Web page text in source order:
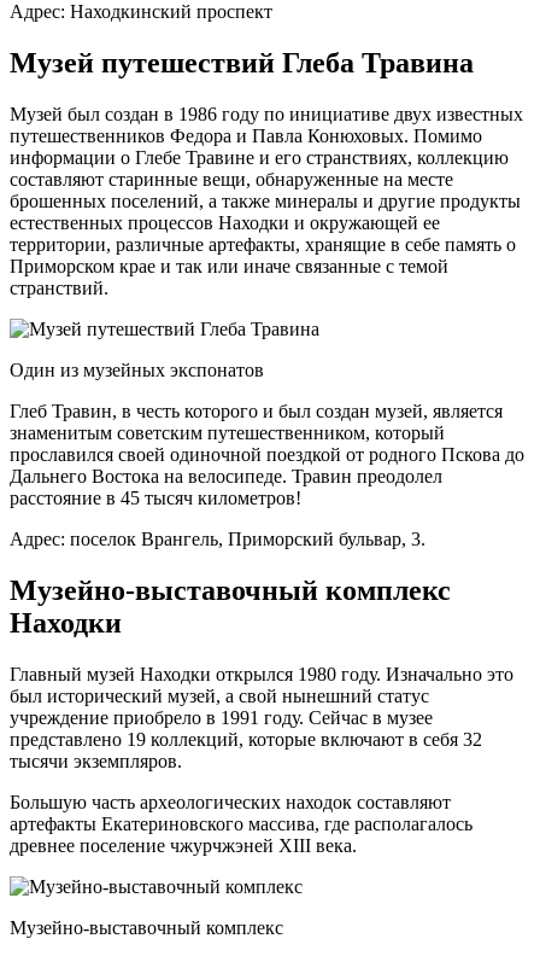
Адрес: Находкинский проспект
Музей путешествий Глеба Травина
Музей был создан в 1986 году по инициативе двух известных
путешественников Федора и Павла Конюховых. Помимо
информации о Глебе Травине и его странствиях, коллекцию
составляют старинные вещи, обнаруженные на месте
брошенных поселений, а также минералы и другие продукты
естественных процессов Находки и окружающей ее
территории, различные артефакты, хранящие в себе память о
Приморском крае и так или иначе связанные с темой
странствий.
Один из музейных экспонатов
Глеб Травин, в честь которого и был создан музей, является
знаменитым советским путешественником, который
прославился своей одиночной поездкой от родного Пскова до
Дальнего Востока на велосипеде. Травин преодолел
расстояние в 45 тысяч километров!
Адрес: поселок Врангель, Приморский бульвар, 3.
Музейно-выставочный комплекс
Находки
Главный музей Находки открылся 1980 году. Изначально это
был исторический музей, а свой нынешний статус
учреждение приобрело в 1991 году. Сейчас в музее
представлено 19 коллекций, которые включают в себя 32
тысячи экземпляров.
Большую часть археологических находок составляют
артефакты Екатериновского массива, где располагалось
древнее поселение чжурчжэней ХIII века.
Музейно-выставочный комплекс